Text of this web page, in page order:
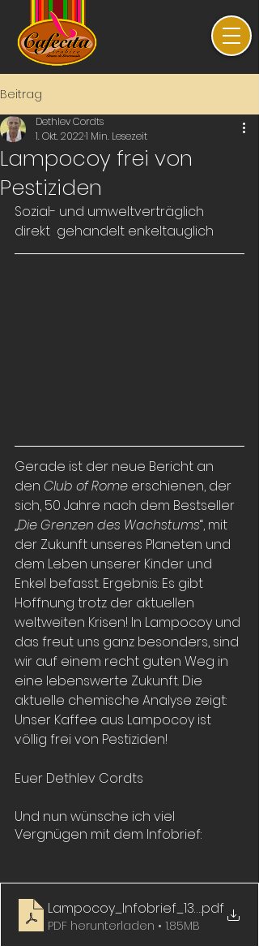
Beitrag
Lampocoy frei von
Pestiziden
Dethlev Cordts
1. Okt. 20221 Min. Lesezeit
Sozial- und umweltverträglich
direkt  gehandelt enkeltauglich
Gerade ist der neue Bericht an
den Club of Rome erschienen, der
sich, 50 Jahre nach dem Bestseller
„Die Grenzen des Wachstums“, mit
der Zukunft unseres Planeten und
dem Leben unserer Kinder und
Enkel befasst. Ergebnis: Es gibt
Hoffnung trotz der aktuellen
weltweiten Krisen! In Lampocoy und
das freut uns ganz besonders, sind
wir auf einem recht guten Weg in
eine lebenswerte Zukunft. Die
aktuelle chemische Analyse zeigt:
Unser Kaffee aus Lampocoy ist
völlig frei von Pestiziden!
Euer Dethlev Cordts
Und nun wünsche ich viel
Vergnügen mit dem Infobrief:
Lampocoy_Infobrief_130.pdf
PDF herunterladen • 1.85MB